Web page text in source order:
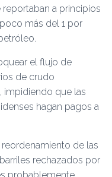
a principios
más del 1 por
el flujo de
de crudo
impidiendo que las
hagan pagos a
de las
rechazados por